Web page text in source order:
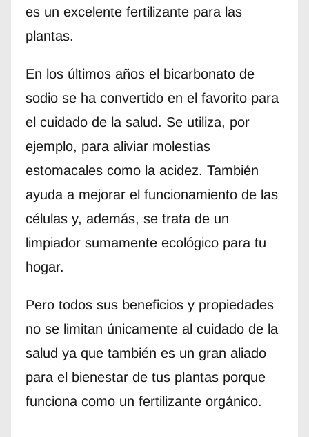
es un excelente fertilizante para las
plantas.
En los últimos años el bicarbonato de
sodio se ha convertido en el favorito para
el cuidado de la salud. Se utiliza, por
ejemplo, para aliviar molestias
estomacales como la acidez. También
ayuda a mejorar el funcionamiento de las
células y, además, se trata de un
limpiador sumamente ecológico para tu
hogar.
Pero todos sus beneficios y propiedades
no se limitan únicamente al cuidado de la
salud ya que también es un gran aliado
para el bienestar de tus plantas porque
funciona como un fertilizante orgánico.